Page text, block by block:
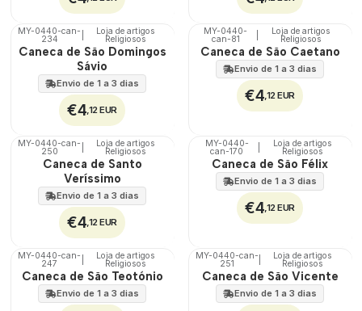
🇵🇹
100%
MY-0440-can-
234
Loja de artigos
Religiosos
Caneca de São Domingos
Sávio
Envio de 1 a 3 dias
€4,12 EUR
🇵🇹
100%
MY-0440-
can-81
Loja de artigos
Religiosos
Caneca de São Caetano
Envio de 1 a 3 dias
€4,12 EUR
🇵🇹
100%
MY-0440-can-
250
Loja de artigos
Religiosos
Caneca de Santo
Veríssimo
Envio de 1 a 3 dias
€4,12 EUR
🇵🇹
100%
MY-0440-
can-170
Loja de artigos
Religiosos
Caneca de São Félix
Envio de 1 a 3 dias
€4,12 EUR
🇵🇹
100%
MY-0440-can-
247
Loja de artigos
Religiosos
Caneca de São Teotónio
Envio de 1 a 3 dias
🇵🇹
100%
MY-0440-can-
251
Loja de artigos
Religiosos
Caneca de São Vicente
Envio de 1 a 3 dias